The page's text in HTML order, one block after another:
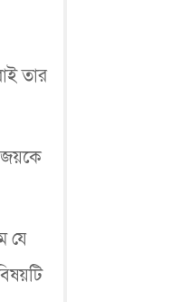
তার
জয়কে
যে